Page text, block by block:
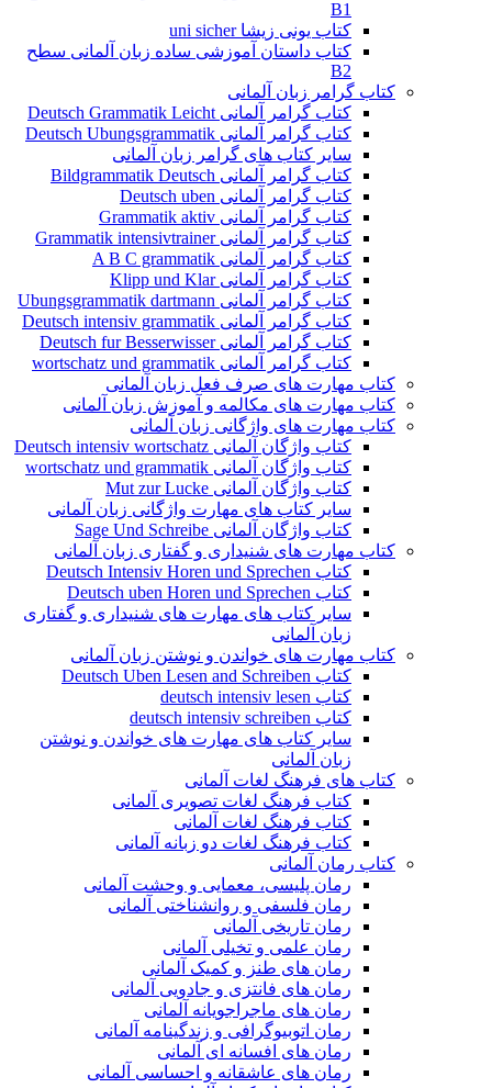
B1
کتاب یونی زیشا uni sicher
کتاب داستان آموزشی ساده زبان آلمانی سطح
B2
کتاب گرامر زبان آلمانی
کتاب گرامر آلمانی Deutsch Grammatik Leicht
کتاب گرامر آلمانی Deutsch Ubungsgrammatik
سایر کتاب های گرامر زبان آلمانی
کتاب گرامر آلمانی Bildgrammatik Deutsch
کتاب گرامر آلمانی Deutsch uben
کتاب گرامر آلمانی Grammatik aktiv
کتاب گرامر آلمانی Grammatik intensivtrainer
کتاب گرامر آلمانی A B C grammatik
کتاب گرامر آلمانی Klipp und Klar
کتاب گرامر آلمانی Ubungsgrammatik dartmann
کتاب گرامر آلمانی Deutsch intensiv grammatik
کتاب گرامر آلمانی Deutsch fur Besserwisser
کتاب گرامر آلمانی wortschatz und grammatik
کتاب مهارت های صرف فعل زبان آلمانی
کتاب مهارت های مکالمه و آموزش زبان آلمانی
کتاب مهارت های واژگانی زبان آلمانی
کتاب واژگان آلمانی Deutsch intensiv wortschatz
کتاب واژگان آلمانی wortschatz und grammatik
کتاب واژگان آلمانی Mut zur Lucke
سایر کتاب های مهارت واژگانی زبان آلمانی
کتاب واژگان آلمانی Sage Und Schreibe
کتاب مهارت های شنیداری و گفتاری زبان آلمانی
کتاب Deutsch Intensiv Horen und Sprechen
کتاب Deutsch uben Horen und Sprechen
سایر کتاب های مهارت های شنیداری و گفتاری
زبان آلمانی
کتاب مهارت های خواندن و نوشتن زبان آلمانی
کتاب Deutsch Uben Lesen and Schreiben
کتاب deutsch intensiv lesen
کتاب deutsch intensiv schreiben
سایر کتاب های مهارت های خواندن و نوشتن
زبان آلمانی
کتاب های فرهنگ لغات آلمانی
کتاب فرهنگ لغات تصویری آلمانی
کتاب فرهنگ لغات آلمانی
کتاب فرهنگ لغات دو زبانه آلمانی
کتاب رمان آلمانی
رمان پلیسی، معمایی و وحشت آلمانی
رمان فلسفی و روانشناختی آلمانی
رمان تاریخی آلمانی
رمان علمی و تخیلی آلمانی
رمان های طنز و کمیک آلمانی
رمان های فانتزی و جادویی آلمانی
رمان های ماجراجویانه آلمانی
رمان اتوبیوگرافی و زندگینامه آلمانی
رمان های افسانه ای آلمانی
رمان های عاشقانه و احساسی آلمانی